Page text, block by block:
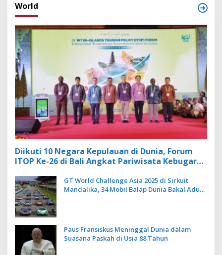
World
Diikuti 10 Negara Kepulauan di Dunia, Forum
ITOP Ke-26 di Bali Angkat Pariwisata Kebugaran
GT World Challenge Asia 2025 di Sirkuit
Mandalika, 34 Mobil Balap Dunia Bakal Adu
Paus Fransiskus Meninggal Dunia dalam
Suasana Paskah di Usia 88 Tahun